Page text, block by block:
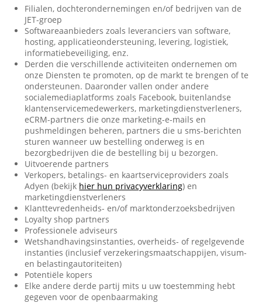
Filialen, dochterondernemingen en/of bedrijven van de
JET-groep
Softwareaanbieders zoals leveranciers van software,
hosting, applicatieondersteuning, levering, logistiek,
informatiebeveiliging, enz.
Derden die verschillende activiteiten ondernemen om
onze Diensten te promoten, op de markt te brengen of te
ondersteunen. Daaronder vallen onder andere
socialemediaplatforms zoals Facebook, buitenlandse
klantenservicemedewerkers, marketingdienstverleners,
eCRM-partners die onze marketing-e-mails en
pushmeldingen beheren, partners die u sms-berichten
sturen wanneer uw bestelling onderweg is en
bezorgbedrijven die de bestelling bij u bezorgen.
Uitvoerende partners
Verkopers, betalings- en kaartserviceproviders zoals
Adyen (bekijk hier hun privacyverklaring) en
marketingdienstverleners
Klanttevredenheids- en/of marktonderzoeksbedrijven
Loyalty shop partners
Professionele adviseurs
Wetshandhavingsinstanties, overheids- of regelgevende
instanties (inclusief verzekeringsmaatschappijen, visum-
en belastingautoriteiten)
Potentiële kopers
Elke andere derde partij mits u uw toestemming hebt
gegeven voor de openbaarmaking